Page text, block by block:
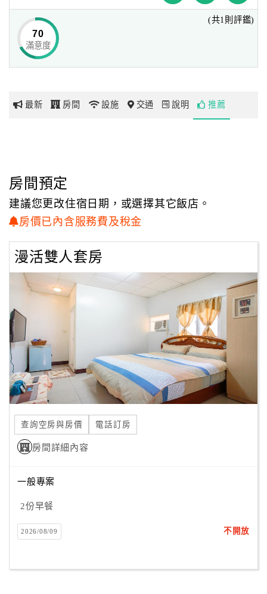
網
玩
地
圖
顧
務
客
訂
單
管
理
員
戶
客
stay, 可以包月、包住、包吃、醫療接送服務，給長輩們最好
的一個居住環境……
高雄旗山川雅居園區內有敞開的空間及戶外景觀花園、手作
藝術空間、生態荷花池、稀有珍貴清淨地在夜間盛開的夜
濃車程15分鐘)，空氣超級新鮮，北向距離杉林永齡有機農場
湯.茂林國家風景區.甲仙區吃芋頭冰.內門區看宋江陣、每年
的杉林花海饗宴及旗山、美濃農村體驗遊都是優質的旅遊
點，川雅居用心經營友善大地，空氣清新、房間舒適乾淨，
川雅居渡假，一起當家人……
川雅居是推廣環保愛護地球的綠色民宿，園區內門戶管制使
房客享有安全寧靜慢活氛圍，舉辦各式手作體驗課程。
歡迎參與在地鄉居小旅行，讓親子一同去體驗那懷舊的快樂
童年時光！
在川雅居園區內，可觀寶珠山曰出夕照，聽起床號升旗樂，
親子童玩種菜同樂
在心平臺內柴燒石板烤肉，體驗原民風
在水源保護區生態荷花池，觀察自然生態的悸動
在無光害的夜空下，漫步在天空下的大院落，與繁星有約
川雅居週圍景點豐富，漫步舊鐵道古水圳，美人穴秘境，爬
70
滿意度
(共1則評鑑)
最新 房間 設施 交通 說明 推薦
房間預定
建議您更改住宿日期，或選擇其它飯店。
房價已內含服務費及稅金
漫活雙人套房
查詢空房與房價 電話訂房
房間詳細內容
一般專案
2份早餐
2026/08/09 不開放